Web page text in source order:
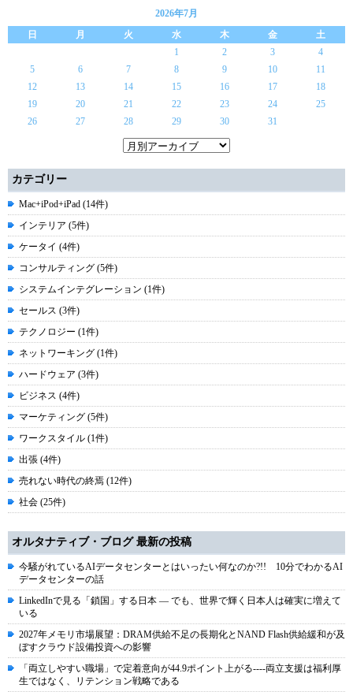
2026年7月
日
月 火 水 木 金
土
1
2 3
4
5
6 7 8 9 10
11
12
13 14 15 16 17
18
19
20 21 22 23 24
25
26
27 28 29 30 31
カテゴリー
Mac+iPod+iPad (14件)
インテリア (5件)
ケータイ (4件)
コンサルティング (5件)
システムインテグレーション (1件)
セールス (3件)
テクノロジー (1件)
ネットワーキング (1件)
ハードウェア (3件)
ビジネス (4件)
マーケティング (5件)
ワークスタイル (1件)
出張 (4件)
売れない時代の終焉 (12件)
社会 (25件)
オルタナティブ・ブログ 最新の投稿
今騒がれているAIデータセンターとはいったい何なのか?!! 10分でわかるAI
データセンターの話
LinkedInで見る「鎖国」する日本 ― でも、世界で輝く日本人は確実に増えて
いる
2027年メモリ市場展望：DRAM供給不足の長期化とNAND Flash供給緩和が及
ぼすクラウド設備投資への影響
「両立しやすい職場」で定着意向が44.9ポイント上がる----両立支援は福利厚
生ではなく、リテンション戦略である